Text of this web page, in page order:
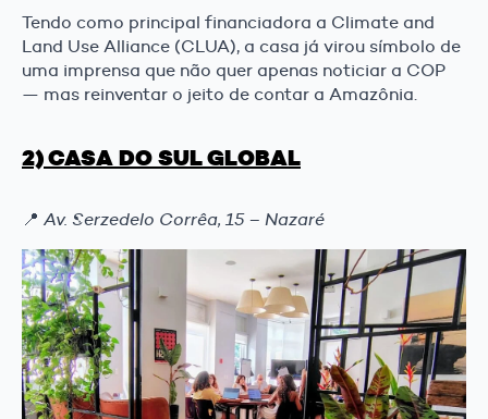
Tendo como principal financiadora a Climate and
Land Use Alliance (CLUA), a casa já virou símbolo de
uma imprensa que não quer apenas noticiar a COP
— mas reinventar o jeito de contar a Amazônia.
2) CASA DO SUL GLOBAL
📍 Av. Serzedelo Corrêa, 15 – Nazaré